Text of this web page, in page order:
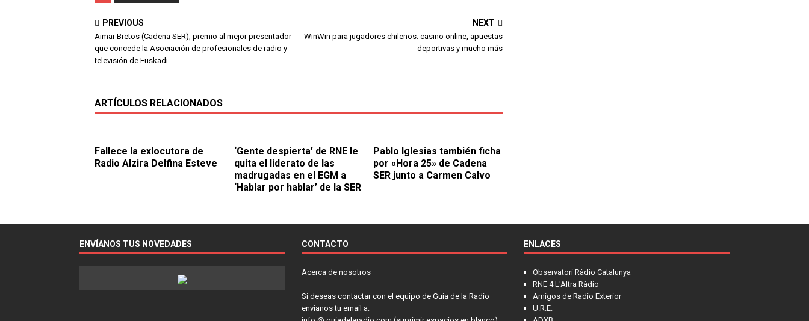
PREVIOUS
Aimar Bretos (Cadena SER), premio al mejor presentador
que concede la Asociación de profesionales de radio y
televisión de Euskadi
NEXT
WinWin para jugadores chilenos: casino online, apuestas
deportivas y mucho más
ARTÍCULOS RELACIONADOS
Fallece la exlocutora de
Radio Alzira Delfina Esteve
‘Gente despierta’ de RNE le
quita el liderato de las
madrugadas en el EGM a
‘Hablar por hablar’ de la SER
Pablo Iglesias también ficha
por «Hora 25» de Cadena
SER junto a Carmen Calvo
ENVÍANOS TUS NOVEDADES CONTACTO
Acerca de nosotros
Si deseas contactar con el equipo de Guía de la Radio
envíanos tu email a:
ENLACES
Observatori Ràdio Catalunya
RNE 4 L'Altra Ràdio
Amigos de Radio Exterior
U.R.E.